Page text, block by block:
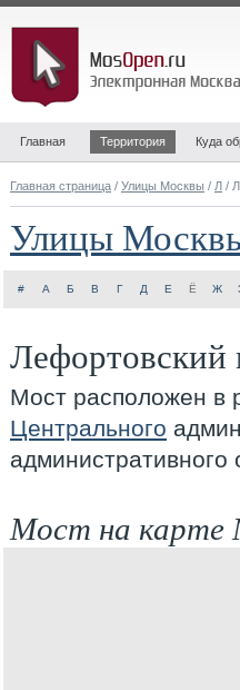
Главная Территория Куда
Главная страница / Улицы Москвы / Л /
Улицы
# А Б В Г Д Е Ё Ж
Лефортовский
Мост расположен в
Центрального
административного
Мост на карте